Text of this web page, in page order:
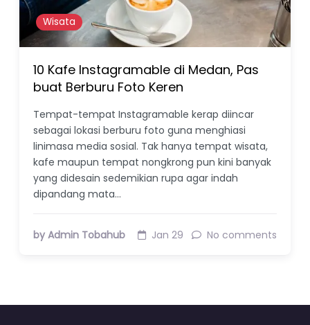
Wisata
10 Kafe Instagramable di Medan, Pas
buat Berburu Foto Keren
Tempat-tempat Instagramable kerap diincar
sebagai lokasi berburu foto guna menghiasi
linimasa media sosial. Tak hanya tempat wisata,
kafe maupun tempat nongkrong pun kini banyak
yang didesain sedemikian rupa agar indah
dipandang mata…
by Admin Tobahub Jan 29 No comments